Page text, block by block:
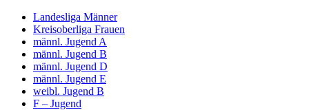
Landesliga Männer
Kreisoberliga Frauen
männl. Jugend A
männl. Jugend B
männl. Jugend D
männl. Jugend E
weibl. Jugend B
F – Jugend